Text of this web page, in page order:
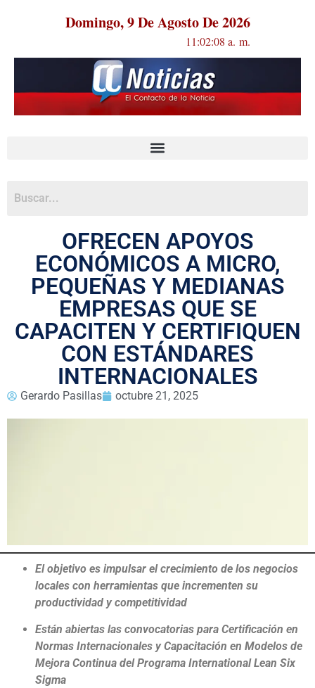
Domingo, 9 De Agosto De 2026
11:02:08 a. m.
OFRECEN APOYOS
ECONÓMICOS A MICRO,
PEQUEÑAS Y MEDIANAS
EMPRESAS QUE SE
CAPACITEN Y CERTIFIQUEN
CON ESTÁNDARES
INTERNACIONALES
Gerardo Pasillas octubre 21, 2025
El objetivo es impulsar el crecimiento de los negocios
locales con herramientas que incrementen su
productividad y competitividad
Están abiertas las convocatorias para Certificación en
Normas Internacionales y Capacitación en Modelos de
Mejora Continua del Programa International Lean Six
Sigma